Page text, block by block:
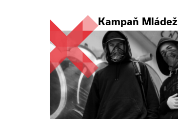
Kampaň Mládež